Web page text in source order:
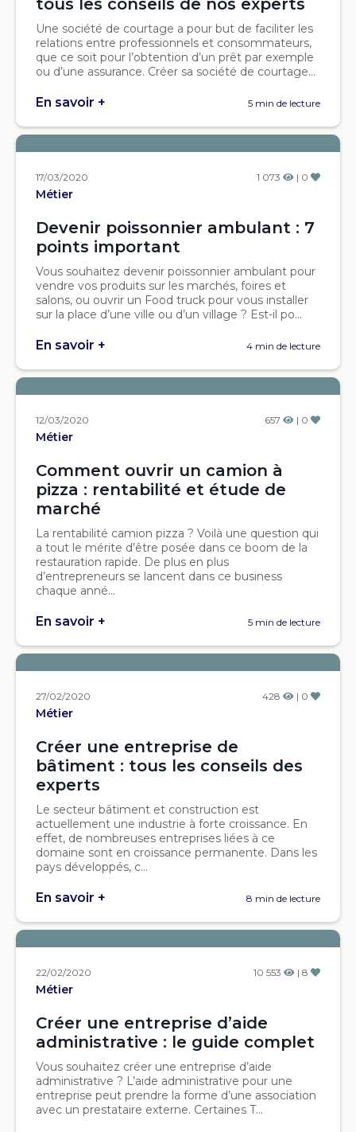
tous les conseils de nos experts
Une société de courtage a pour but de faciliter les
relations entre professionnels et consommateurs,
que ce soit pour l’obtention d’un prêt par exemple
ou d’une assurance. Créer sa société de courtage...
En savoir + 5 min de lecture
17/03/2020 1 073 | 0
Métier
Devenir poissonnier ambulant : 7
points important
Vous souhaitez devenir poissonnier ambulant pour
vendre vos produits sur les marchés, foires et
salons, ou ouvrir un Food truck pour vous installer
sur la place d’une ville ou d’un village ? Est-il po...
En savoir + 4 min de lecture
12/03/2020 657 | 0
Métier
Comment ouvrir un camion à
pizza : rentabilité et étude de
marché
La rentabilité camion pizza ? Voilà une question qui
a tout le mérite d’être posée dans ce boom de la
restauration rapide. De plus en plus
d’entrepreneurs se lancent dans ce business
chaque anné...
En savoir + 5 min de lecture
27/02/2020 428 | 0
Métier
Créer une entreprise de
bâtiment : tous les conseils des
experts
Le secteur bâtiment et construction est
actuellement une industrie à forte croissance. En
effet, de nombreuses entreprises liées à ce
domaine sont en croissance permanente. Dans les
pays développés, c...
En savoir + 8 min de lecture
22/02/2020 10 553 | 8
Métier
Créer une entreprise d’aide
administrative : le guide complet
Vous souhaitez créer une entreprise d’aide
administrative ? L’aide administrative pour une
entreprise peut prendre la forme d’une association
avec un prestataire externe. Certaines T...